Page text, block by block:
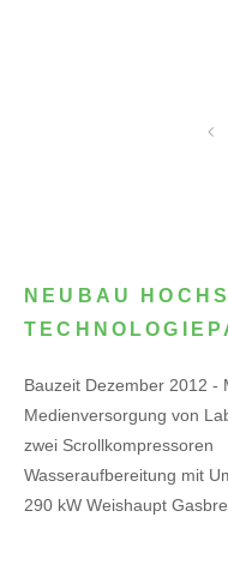
NEUBAU
Bauzeit Dezember 2012 -
Medienversorgung von
zwei Scrollkompressoren
Wasseraufbereitung mit
290 kW Weishaupt